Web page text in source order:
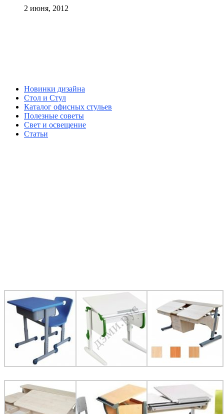
2 июня, 2012
Новинки дизайна
Стол и Стул
Каталог офисных стульев
Полезные советы
Свет и освещение
Статьи